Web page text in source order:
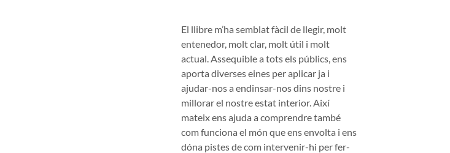
El llibre m’ha semblat fàcil de llegir, molt
entenedor, molt clar, molt útil i molt
actual. Assequible a tots els públics, ens
aporta diverses eines per aplicar ja i
ajudar-nos a endinsar-nos dins nostre i
millorar el nostre estat interior. Així
mateix ens ajuda a comprendre també
com funciona el món que ens envolta i ens
dóna pistes de com intervenir-hi per fer-